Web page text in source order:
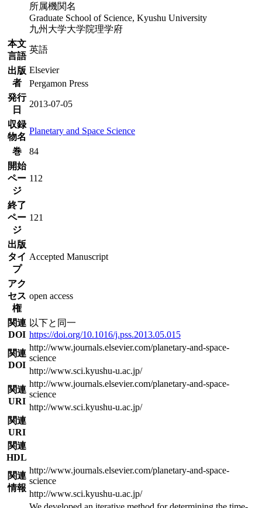
所属機関名
Graduate School of Science, Kyushu University
九州大学大学院理学府
本文
言語
英語
出版
者
Elsevier
Pergamon Press
発行
日
2013-07-05
収録
物名
Planetary and Space Science
巻
84
開始
ペー
ジ
112
終了
ペー
ジ
121
出版
タイ
プ
Accepted Manuscript
アク
セス
権
open access
関連
DOI
以下と同一
https://doi.org/10.1016/j.pss.2013.05.015
関連
DOI
http://www.journals.elsevier.com/planetary-and-space-
science
http://www.sci.kyushu-u.ac.jp/
関連
URI
http://www.journals.elsevier.com/planetary-and-space-
science
http://www.sci.kyushu-u.ac.jp/
関連
URI
関連
HDL
関連
情報
http://www.journals.elsevier.com/planetary-and-space-
science
http://www.sci.kyushu-u.ac.jp/